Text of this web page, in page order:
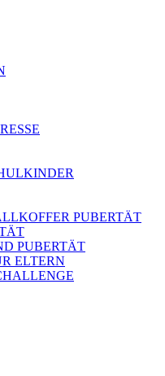
PUBERTÄT
PUBERTÄT
ELTERN